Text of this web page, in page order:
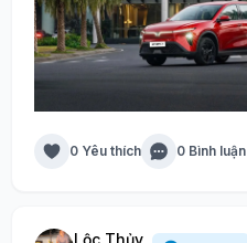
0 Yêu thích 0 Bình luận